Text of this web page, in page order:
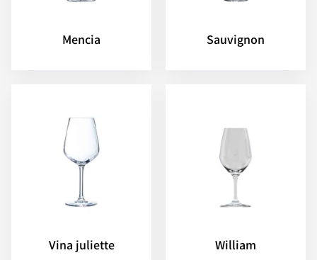
Mencia Sauvignon
Vina juliette William